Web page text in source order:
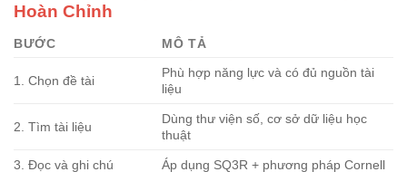
Hoàn Chỉnh
BƯỚC MÔ TẢ
1. Chọn đề tài
Phù hợp năng lực và có đủ nguồn tài
liệu
2. Tìm tài liệu
Dùng thư viện số, cơ sở dữ liệu học
thuật
3. Đọc và ghi chú Áp dụng SQ3R + phương pháp Cornell